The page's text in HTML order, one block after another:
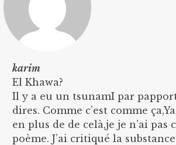
karim
El Khawa?
Il y a eu un tsunamI par
dires. Comme c’est comme
en plus de de celà,je je n’ai pas
poème. J’ai critiqué la